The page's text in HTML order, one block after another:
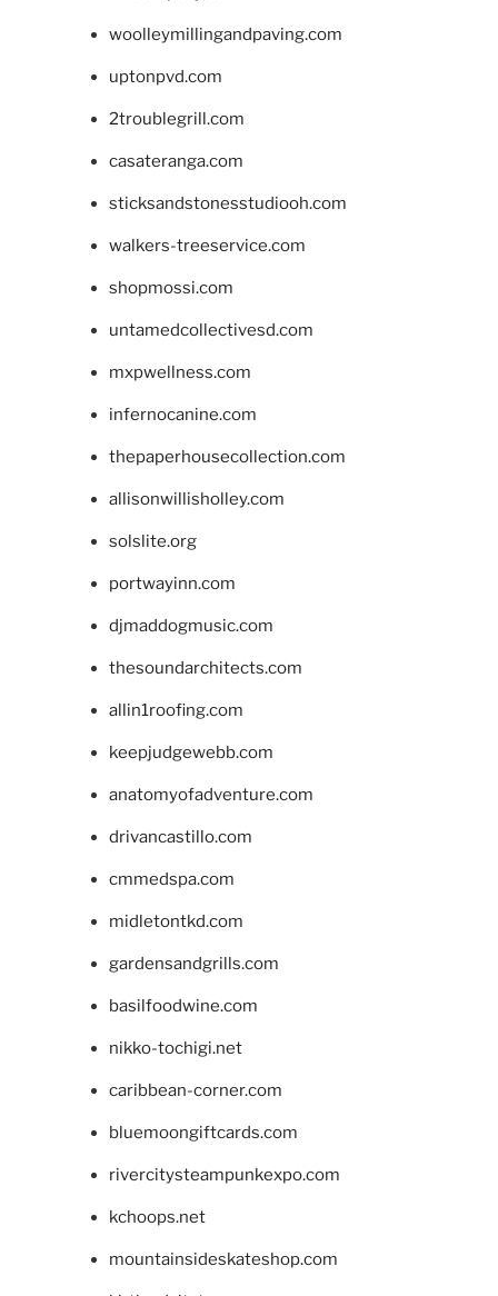
woolleymillingandpaving.com
uptonpvd.com
2troublegrill.com
casateranga.com
sticksandstonesstudiooh.com
walkers-treeservice.com
shopmossi.com
untamedcollectivesd.com
mxpwellness.com
infernocanine.com
thepaperhousecollection.com
allisonwillisholley.com
solslite.org
portwayinn.com
djmaddogmusic.com
thesoundarchitects.com
allin1roofing.com
keepjudgewebb.com
anatomyofadventure.com
drivancastillo.com
cmmedspa.com
midletontkd.com
gardensandgrills.com
basilfoodwine.com
nikko-tochigi.net
caribbean-corner.com
bluemoongiftcards.com
rivercitysteampunkexpo.com
kchoops.net
mountainsideskateshop.com